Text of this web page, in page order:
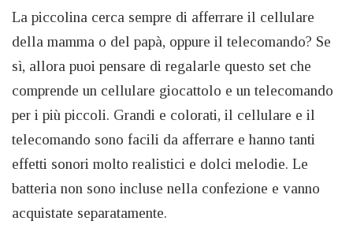
La piccolina cerca sempre di afferrare il cellulare
della mamma o del papà, oppure il telecomando? Se
sì, allora puoi pensare di regalarle questo set che
comprende un cellulare giocattolo e un telecomando
per i più piccoli. Grandi e colorati, il cellulare e il
telecomando sono facili da afferrare e hanno tanti
effetti sonori molto realistici e dolci melodie. Le
batteria non sono incluse nella confezione e vanno
acquistate separatamente.